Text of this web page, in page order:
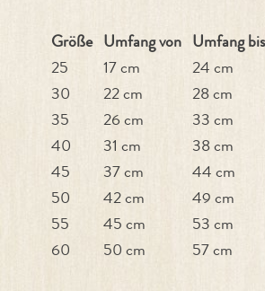
Größe Umfang von Umfang bis
25
17 cm
24 cm
30
22 cm
28 cm
35
26 cm
33 cm
40
31 cm
38 cm
45
37 cm
44 cm
50
42 cm
49 cm
55
45 cm
53 cm
60
50 cm 57 cm